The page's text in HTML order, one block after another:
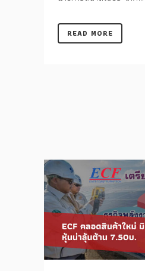
READ MORE